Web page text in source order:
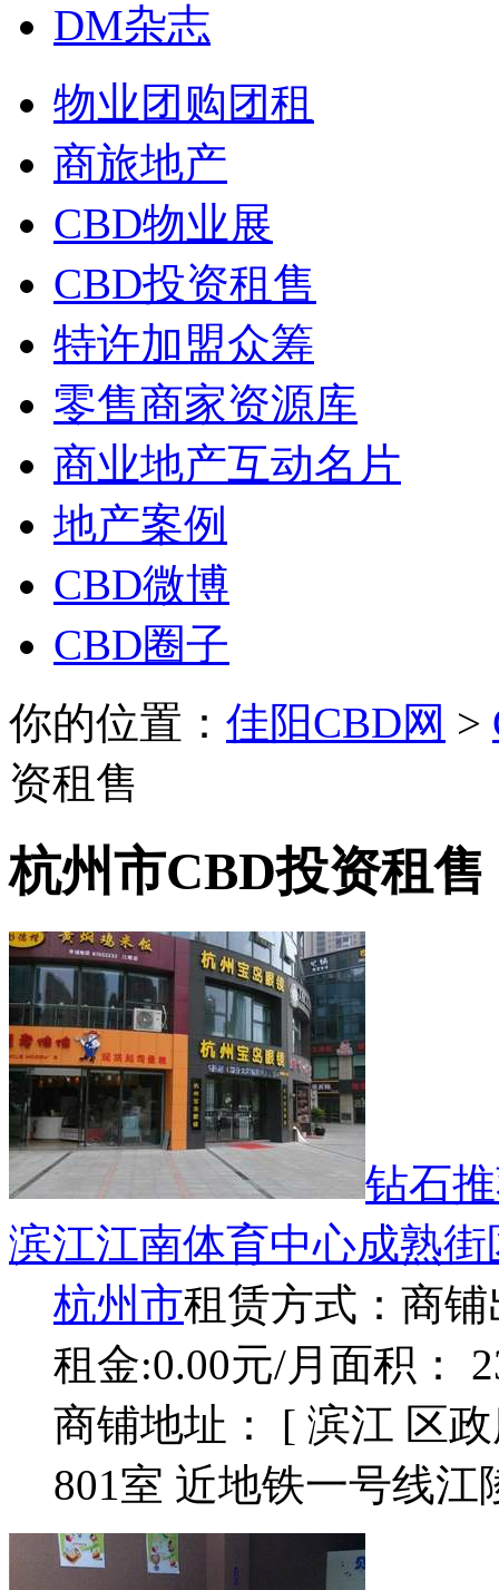
DM杂志
物业团购团租
商旅地产
CBD物业展
CBD投资租售
特许加盟众筹
零售商家资源库
商业地产互动名片
地产案例
CBD微博
CBD圈子
你的位置： 佳阳CBD网 >
资租售
杭州市CBD投资租售
钻石
滨江江南体育中心成熟街
杭州市租赁方式： 商铺
租金:0.00元/月 面积：
商铺地址： [ 滨江 区
801室 近地铁一号线江